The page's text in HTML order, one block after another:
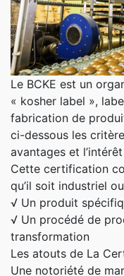
Le BCKE est un
« kosher label »,
fabrication de
ci-dessous les
avantages et
Cette certification
qu’il soit industriel
√ Un produit
√ Un procédé de
transformation
Les atouts de La
Une notoriété de